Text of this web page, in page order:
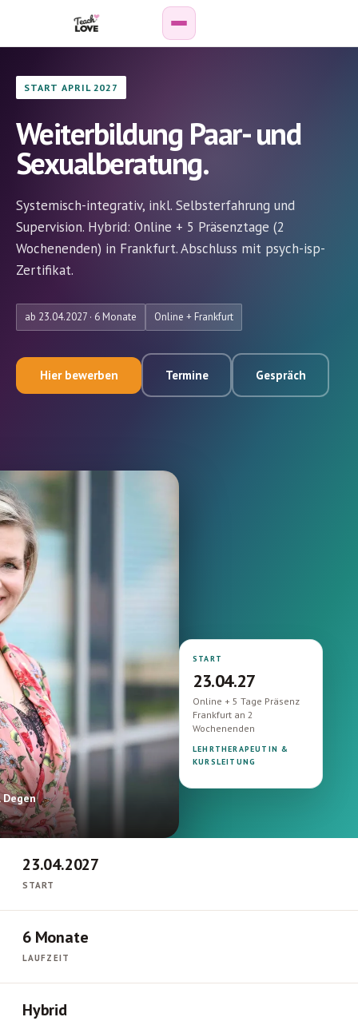
Weiterbildung
Paar-
&
Sexualberatung
Online-
Kurse
Podcast
Wissenshub
Login
START APRIL 2027
Weiterbildung Paar- und
Sexualberatung.
Systemisch-integrativ, inkl. Selbsterfahrung und
Supervision. Hybrid: Online + 5 Präsenztage (2
Wochenenden) in Frankfurt. Abschluss mit psych-isp-
Zertifikat.
ab 23.04.2027 · 6 Monate Online + Frankfurt
Hier bewerben Termine Gespräch
Degen
START
23.04.27
Online + 5 Tage Präsenz
Frankfurt an 2
Wochenenden
LEHRTHERAPEUTIN &
KURSLEITUNG
23.04.2027
START
6 Monate
LAUFZEIT
Hybrid